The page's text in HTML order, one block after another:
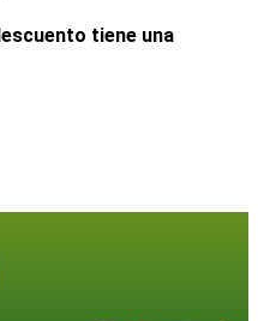
tiene una